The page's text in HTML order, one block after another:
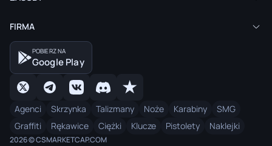
FIRMA
POBIERZ NA
Google Play
Agenci Skrzynka Talizmany Noże Karabiny
SMG
Graffiti
Rękawice Ciężki Klucze Pistolety Naklejki
2026 © CSMARKETCAP.COM